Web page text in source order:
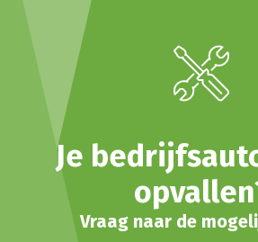
Je
Vraag naar de